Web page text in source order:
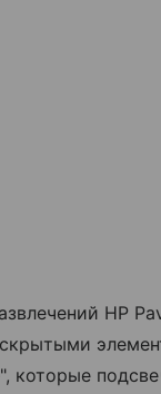
HP
которые